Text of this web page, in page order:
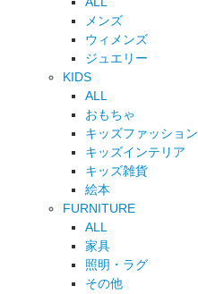
メンズ
ウィメンズ
ジュエリー
KIDS
ALL
おもちゃ
キッズファッション
キッズインテリア
キッズ雑貨
絵本
FURNITURE
ALL
家具
照明・ラグ
その他